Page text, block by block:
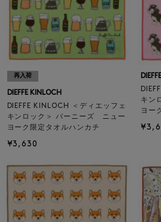
再入荷
DIEFFE KINLOCH
DIEFFE KINLOCH ＜ディエッフェ
キンロック＞ バーニーズ ニュー
ヨーク限定タオルハンカチ
¥3,630
キン
ヨー